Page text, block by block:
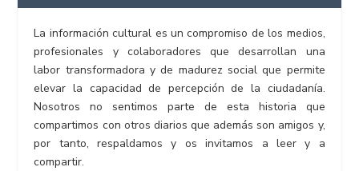
La información cultural es un compromiso de los medios,
profesionales y colaboradores que desarrollan una
labor transformadora y de madurez social que permite
elevar la capacidad de percepción de la ciudadanía.
Nosotros no sentimos parte de esta historia que
compartimos con otros diarios que además son amigos y,
por tanto, respaldamos y os invitamos a leer y a
compartir.